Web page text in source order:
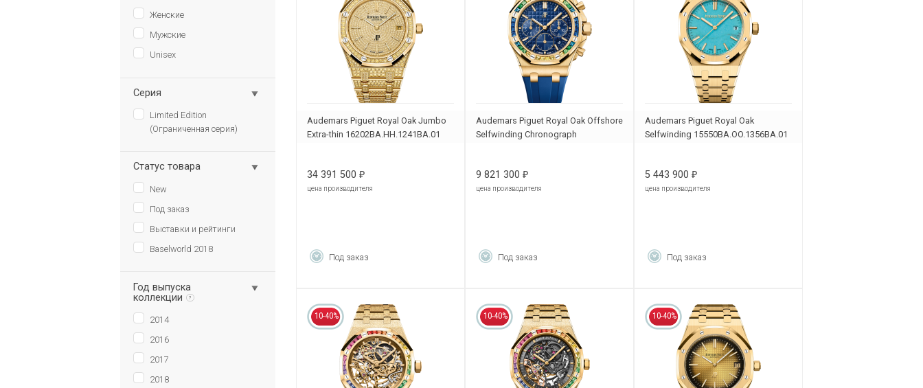
Женские
Мужские
Unisex
Серия
Limited Edition
(Ограниченная серия)
Статус товара
New
Под заказ
Выставки и рейтинги
Baselworld 2018
Год выпуска
коллекции
?
2014
2016
2017
2018
Audemars Piguet Royal Oak Jumbo
Extra-thin 16202BA.HH.1241BA.01
34 391 500 ₽
цена производителя
Под заказ
Audemars Piguet Royal Oak Offshore
Selfwinding Chronograph
9 821 300 ₽
цена производителя
Под заказ
Audemars Piguet Royal Oak
Selfwinding 15550BA.OO.1356BA.01
5 443 900 ₽
цена производителя
Под заказ
10-40% 10-40% 10-40%